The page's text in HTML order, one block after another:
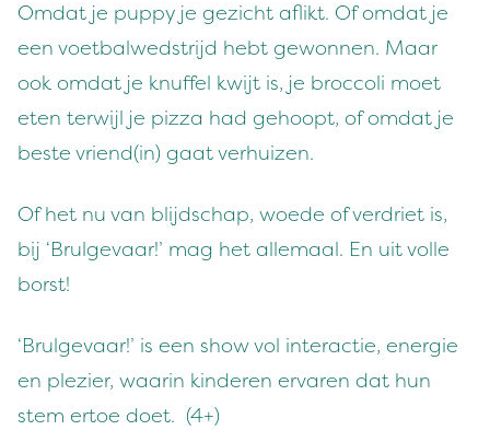
Omdat je puppy je gezicht aflikt. Of omdat je
een voetbalwedstrijd hebt gewonnen. Maar
ook omdat je knuffel kwijt is, je broccoli moet
eten terwijl je pizza had gehoopt, of omdat je
beste vriend(in) gaat verhuizen.
Of het nu van blijdschap, woede of verdriet is,
bij ‘Brulgevaar!’ mag het allemaal. En uit volle
borst!
‘Brulgevaar!’ is een show vol interactie, energie
en plezier, waarin kinderen ervaren dat hun
stem ertoe doet. (4+)